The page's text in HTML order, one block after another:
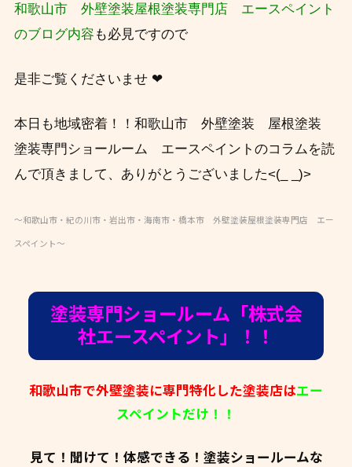
和歌山市 外壁塗装屋根塗装専門店 エースペイント
のブログ内容 も必見ですので
是非ご覧くださいませ ❤
本日も地域密着！！和歌山市 外壁塗装 屋根塗装
塗装専門ショールーム エースペイントのコラムを読
んで頂きまして、ありがとうございました<(_ _)>
～和歌山市・紀の川市・岩出市・海南市・橋本市 外壁塗装屋根塗装専門店 エー
スペイント～
塗装専門ショールーム「株式会
社エースペイント」！！
和歌山市で外壁塗装に専門特化した塗装店はエー
スペイントだけ！！
見て！聞けて！体感できる！塗装ショールームな